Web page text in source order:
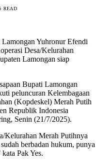
READ
Yuhronur Efendi
Desa/Kelurahan
Lamongan siap
Bupati Lamongan
peluncuran Kelembagaan
(Kopdeskel) Merah Putih
Republik Indonesia
Senin (21/7/2025).
Kelurahan Merah Putihnya
berbadan hukum, punya
Pak Yes.